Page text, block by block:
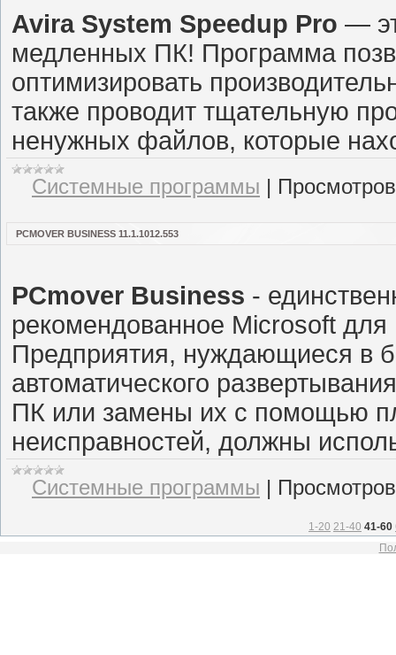
Avira System Speedup Pro —
медленных ПК! Программа
оптимизировать
также проводит тщательную
ненужных файлов, которые
Системные программы |
PCMOVER BUSINESS 11.1.1012.553
PCmover Business -
рекомендованное Microsoft
Предприятия, нуждающиеся в
автоматического
ПК или замены их с помощью
неисправностей, должны
Системные программы |
1-20 21-40 41-60